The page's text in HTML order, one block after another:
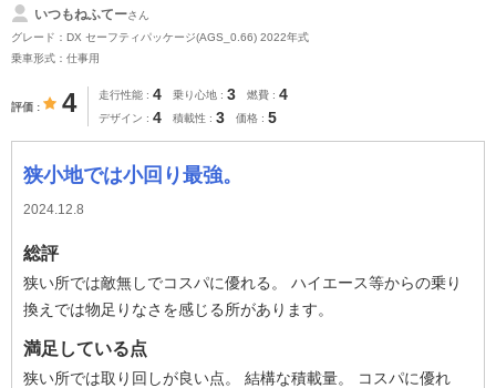
いつもねふてーさん
グレード：DX セーフティパッケージ(AGS_0.66) 2022年式
乗車形式：仕事用
評価 4 走行性能 4 乗り心地 3 燃費 4
デザイン 4 積載性 3 価格 5
狭小地では小回り最強。
2024.12.8
総評
狭い所では敵無しでコスパに優れる。 ハイエース等からの乗り
換えでは物足りなさを感じる所があります。
満足している点
狭い所では取り回しが良い点。 結構な積載量。 コスパに優れ